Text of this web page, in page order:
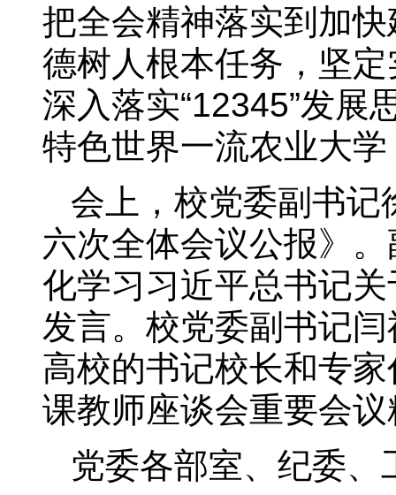
把全会精神落实到加
德树人根本任务，坚
深入落实“12345”发展
特色世界一流农业大
会上，校党委副书
六次全体会议公报》
化学习习近平总书记
发言。校党委副书记
高校的书记校长和专
课教师座谈会重要会
党委各部室、纪委